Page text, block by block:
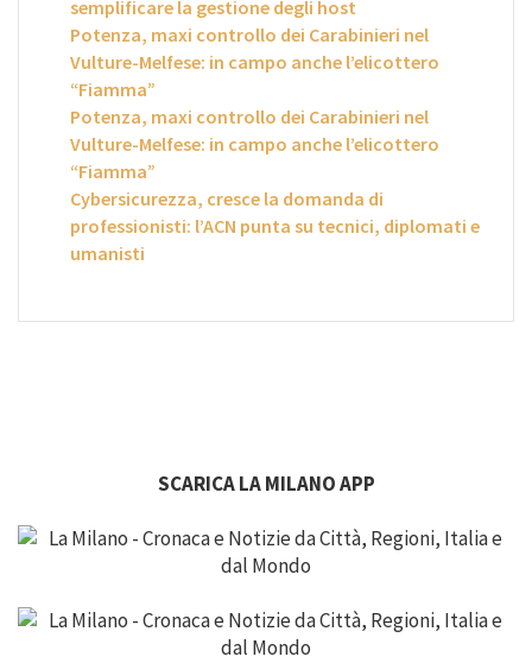
semplificare la gestione degli host
Potenza, maxi controllo dei Carabinieri nel
Vulture-Melfese: in campo anche l’elicottero
“Fiamma”
Potenza, maxi controllo dei Carabinieri nel
Vulture-Melfese: in campo anche l’elicottero
“Fiamma”
Cybersicurezza, cresce la domanda di
professionisti: l’ACN punta su tecnici, diplomati e
umanisti
SCARICA LA MILANO APP